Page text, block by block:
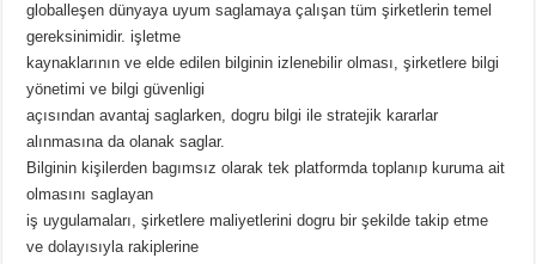
globalleşen dünyaya uyum saglamaya çalışan tüm şirketlerin temel
gereksinimidir. işletme
kaynaklarının ve elde edilen bilginin izlenebilir olması, şirketlere bilgi
yönetimi ve bilgi güvenligi
açısından avantaj saglarken, dogru bilgi ile stratejik kararlar
alınmasına da olanak saglar.
Bilginin kişilerden bagımsız olarak tek platformda toplanıp kuruma ait
olmasını saglayan
iş uygulamaları, şirketlere maliyetlerini dogru bir şekilde takip etme
ve dolayısıyla rakiplerine